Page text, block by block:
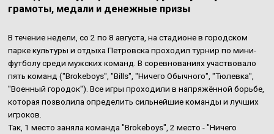
грамоты, медали и денежные призы
В течение недели, со 2 по 8 августа, на стадионе в городском
парке культуры и отдыха Петровска проходил турнир по мини-
футболу среди мужских команд. В соревнованиях участвовало
пять команд ("Brokeboys", "Bills", "Ничего Обычного", "Тюлевка",
"Военный городок"). Все игры проходили в напряжённой борьбе,
которая позволила определить сильнейшие команды и лучших
игроков.
Так, 1 место заняла команда "Brokeboys", 2 место - "Ничего